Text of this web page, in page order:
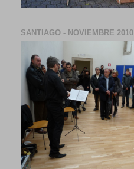
SANTIAGO - NOVIEMBRE 2010